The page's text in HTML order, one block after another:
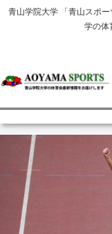
青山学院大学 「青山スポ
学の体